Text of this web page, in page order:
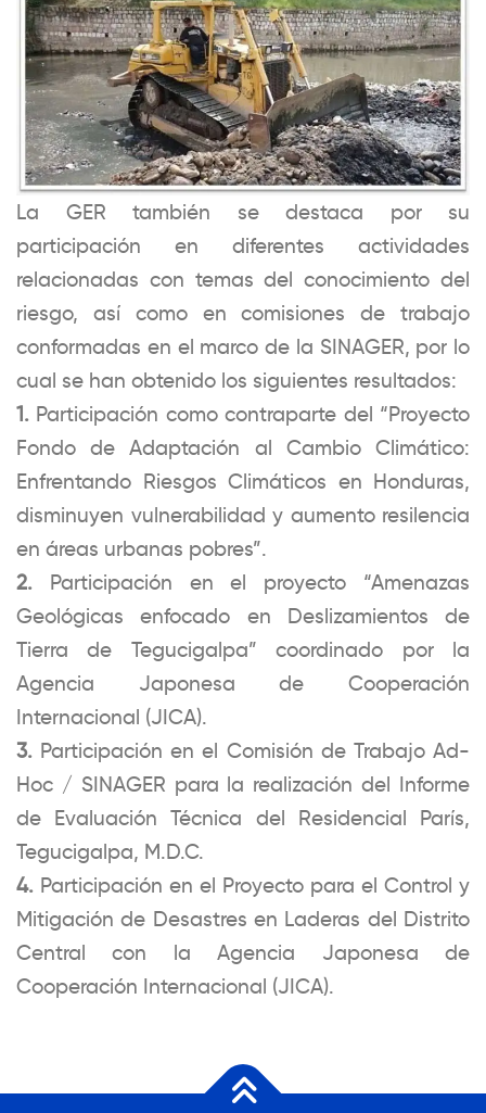
La GER también se destaca por su
participación en diferentes actividades
relacionadas con temas del conocimiento del
riesgo, así como en comisiones de trabajo
conformadas en el marco de la SINAGER, por lo
cual se han obtenido los siguientes resultados:
1. Participación como contraparte del “Proyecto
Fondo de Adaptación al Cambio Climático:
Enfrentando Riesgos Climáticos en Honduras,
disminuyen vulnerabilidad y aumento resilencia
en áreas urbanas pobres”.
2. Participación en el proyecto “Amenazas
Geológicas enfocado en Deslizamientos de
Tierra de Tegucigalpa” coordinado por la
Agencia Japonesa de Cooperación
Internacional (JICA).
3. Participación en el Comisión de Trabajo Ad-
Hoc / SINAGER para la realización del Informe
de Evaluación Técnica del Residencial París,
Tegucigalpa, M.D.C.
4. Participación en el Proyecto para el Control y
Mitigación de Desastres en Laderas del Distrito
Central con la Agencia Japonesa de
Cooperación Internacional (JICA).